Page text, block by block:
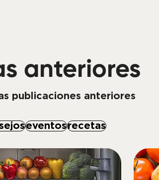
anteriores
eventosrecetas